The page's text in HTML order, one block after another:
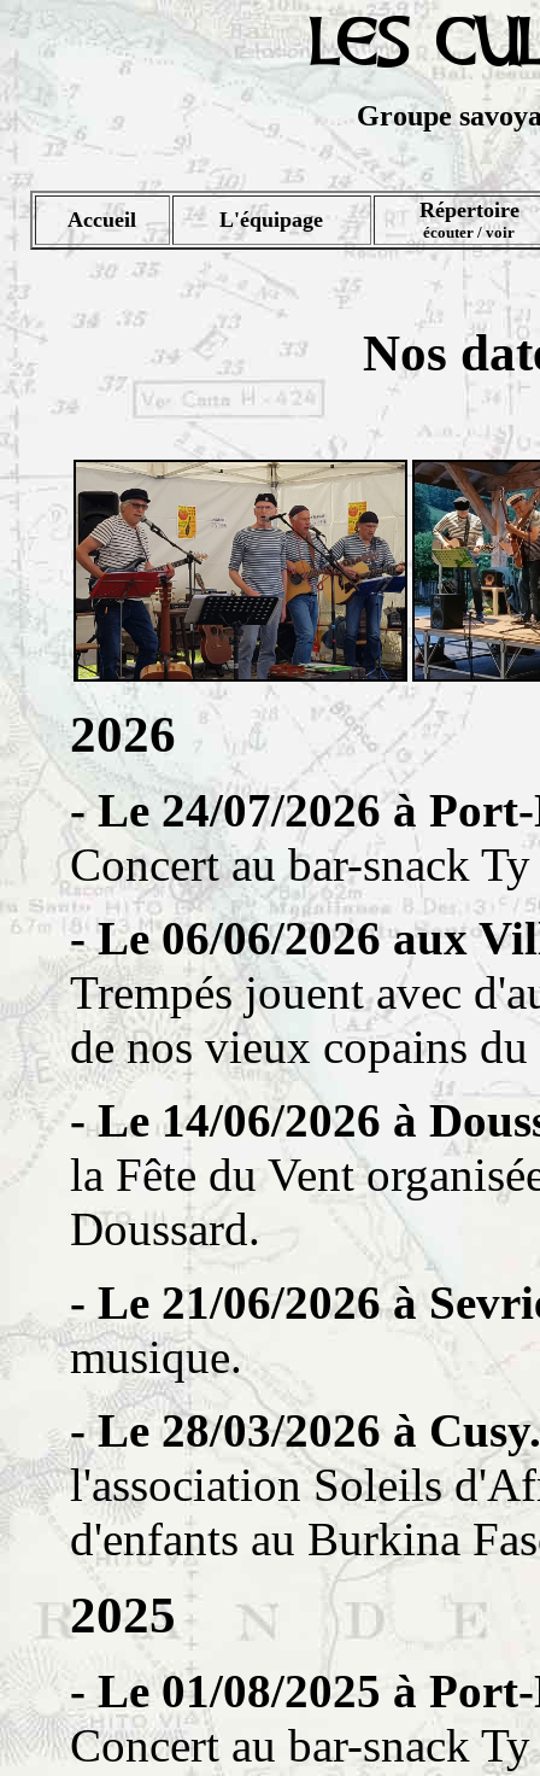
LES
Groupe
Accueil L'équipage Répertoire
écouter / voir
Nos
2026
- Le 24/07/2026 à
Concert au bar-snack
- Le 06/06/2026 aux
Trempés jouent avec
de nos vieux copains
- Le 14/06/2026 à
la Fête du Vent
Doussard.
- Le 21/06/2026 à
musique.
- Le 28/03/2026 à Cusy.
l'association Soleils
d'enfants au Burkina
2025
- Le 01/08/2025 à
Concert au bar-snack